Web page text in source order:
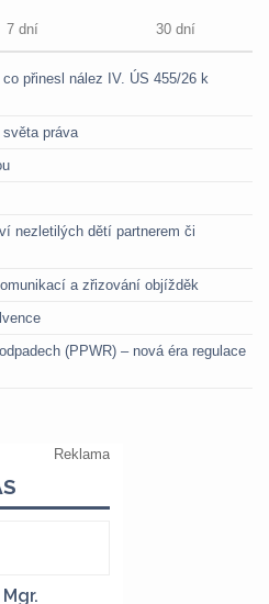
7 dní 30 dní
přinesl nález IV. ÚS 455/26 k
práva
nezletilých dětí partnerem či
a zřizování objížděk
(PPWR) – nová éra regulace